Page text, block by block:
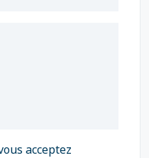
acceptez